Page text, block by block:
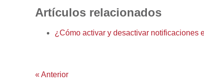
Artículos relacionados
¿Cómo activar y desactivar notificaciones
« Anterior